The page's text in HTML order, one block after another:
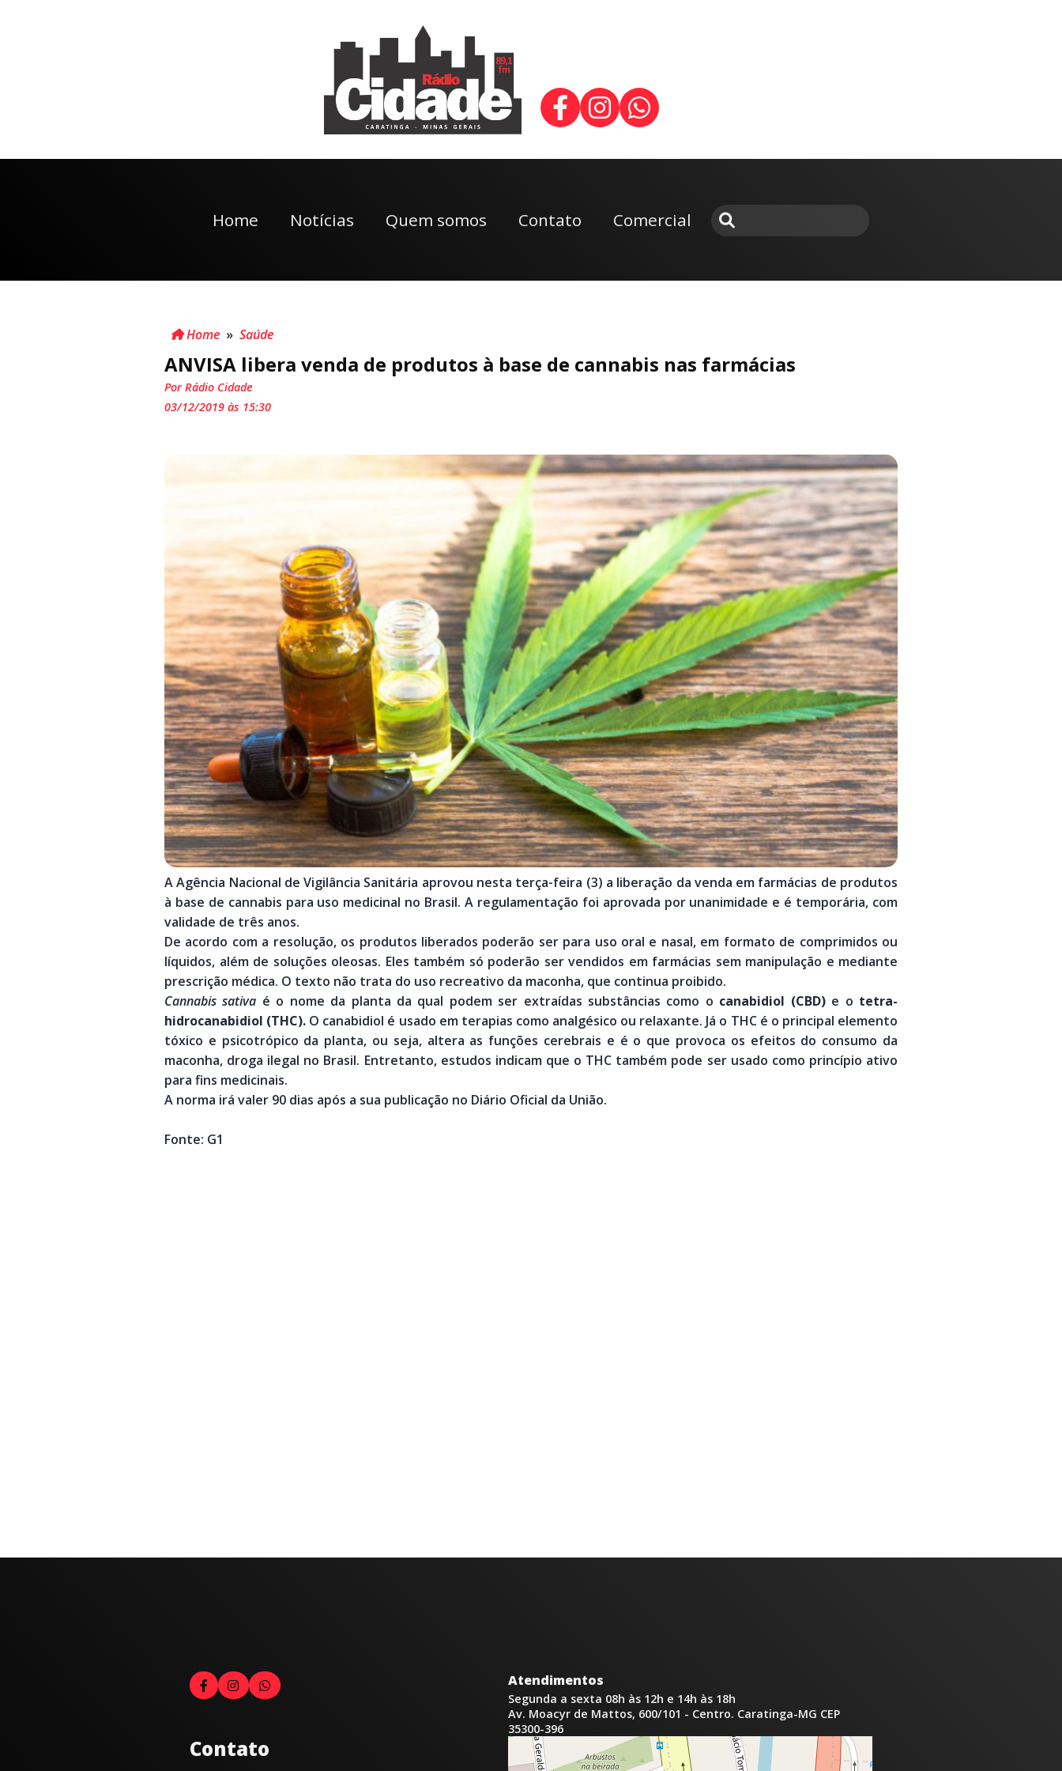
Home Notícias Quem somos Contato Comercial
Home » Saúde
ANVISA libera venda de produtos à base de cannabis nas farmácias
Por Rádio Cidade
03/12/2019 às 15:30
A Agência Nacional de Vigilância Sanitária aprovou nesta terça-feira (3) a liberação da venda em farmácias de produtos
à base de cannabis para uso medicinal no Brasil. A regulamentação foi aprovada por unanimidade e é temporária, com
validade de três anos.
De acordo com a resolução, os produtos liberados poderão ser para uso oral e nasal, em formato de comprimidos ou
líquidos, além de soluções oleosas. Eles também só poderão ser vendidos em farmácias sem manipulação e mediante
prescrição médica. O texto não trata do uso recreativo da maconha, que continua proibido.
Cannabis sativa é o nome da planta da qual podem ser extraídas substâncias como o canabidiol (CBD)e o tetra-
hidrocanabidiol (THC). O canabidiol é usado em terapias como analgésico ou relaxante. Já o THC é o principal elemento
tóxico e psicotrópico da planta, ou seja, altera as funções cerebrais e é o que provoca os efeitos do consumo da
maconha, droga ilegal no Brasil. Entretanto, estudos indicam que o THC também pode ser usado como princípio ativo
para fins medicinais.
A norma irá valer 90 dias após a sua publicação no Diário Oficial da União.
Fonte: G1
Contato
Atendimentos
Segunda a sexta 08h às 12h e 14h às 18h
Av. Moacyr de Mattos, 600/101 - Centro. Caratinga-MG CEP
35300-396